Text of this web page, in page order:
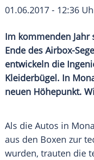
01.06.2017 - 12:36
Im kommenden
Ende des Airbox-
entwickeln die
Kleiderbügel. In
neuen Höhepunkt.
Als die Autos in
aus den Boxen zur
wurden, trauten die